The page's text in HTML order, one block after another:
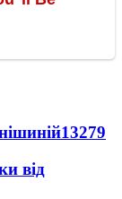
13279
від